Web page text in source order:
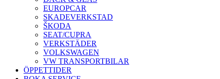
EUROPCAR
SKADEVERKSTAD
ŠKODA
SEAT/CUPRA
VERKSTÄDER
VOLKSWAGEN
VW TRANSPORTBILAR
ÖPPETTIDER